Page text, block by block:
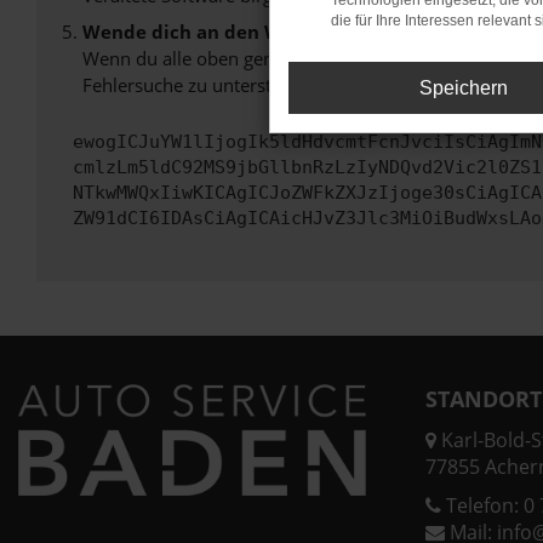
Wende dich an den Webseitenbetreiber.
Wenn du alle oben genannten Schritte versucht hast,
Fehlersuche zu unterstützen:
Karl-Bold-
77855
Telefon: 0
Mail:
die für Ihre Interessen relevant
Speichern